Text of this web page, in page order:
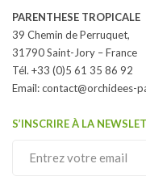
PARENTHESE TROPICALE
39 Chemin de Perruquet,
31790 Saint-Jory – France
Tél. +33 (0)5 61 35 86 92
Email:contact@orchidees-
S’INSCRIRE À LA